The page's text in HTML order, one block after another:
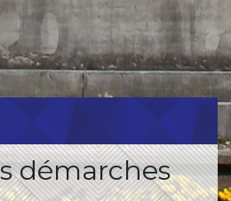
démarches